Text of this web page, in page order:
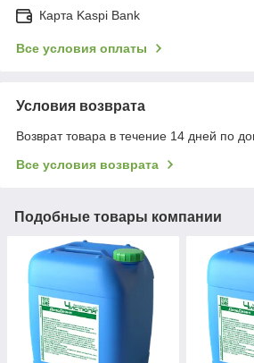
Карта Kaspi Bank
Все условия оплаты
Условия возврата
Возврат товара в течение 14 дней по
Все условия возврата
Подобные товары компании